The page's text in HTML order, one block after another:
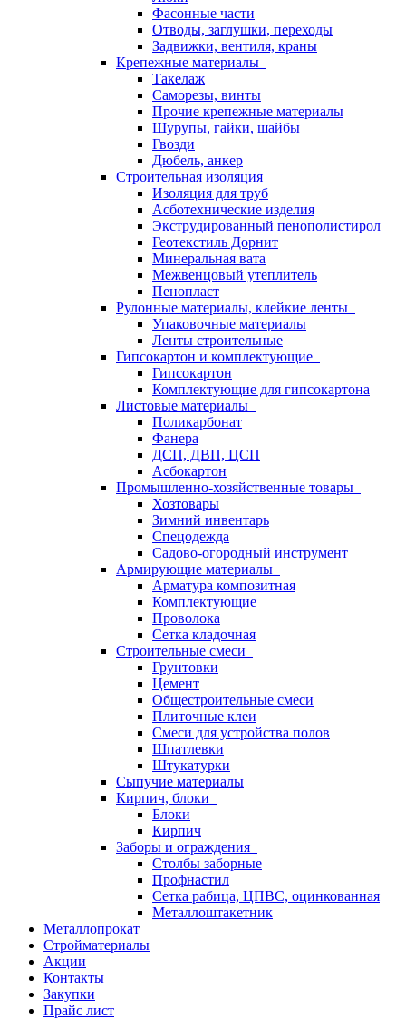
Фасонные части
Отводы, заглушки, переходы
Задвижки, вентиля, краны
Крепежные материалы
Такелаж
Саморезы, винты
Прочие крепежные материалы
Шурупы, гайки, шайбы
Гвозди
Дюбель, анкер
Строительная изоляция
Изоляция для труб
Асботехнические изделия
Экструдированный пенополистирол
Геотекстиль Дорнит
Минеральная вата
Межвенцовый утеплитель
Пенопласт
Рулонные материалы, клейкие ленты
Упаковочные материалы
Ленты строительные
Гипсокартон и комплектующие
Гипсокартон
Комплектующие для гипсокартона
Листовые материалы
Поликарбонат
Фанера
ДСП, ДВП, ЦСП
Асбокартон
Промышленно-хозяйственные товары
Хозтовары
Зимний инвентарь
Спецодежда
Садово-огородный инструмент
Армирующие материалы
Арматура композитная
Комплектующие
Проволока
Сетка кладочная
Строительные смеси
Грунтовки
Цемент
Общестроительные смеси
Плиточные клеи
Смеси для устройства полов
Шпатлевки
Штукатурки
Сыпучие материалы
Кирпич, блоки
Блоки
Кирпич
Заборы и ограждения
Столбы заборные
Профнастил
Сетка рабица, ЦПВС, оцинкованная
Металлоштакетник
Металлопрокат
Стройматериалы
Акции
Контакты
Закупки
Прайс лист